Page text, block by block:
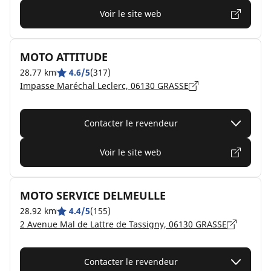
Voir le site web
MOTO ATTITUDE
28.77 km 4.6/5(317)
Impasse Maréchal Leclerc, 06130 GRASSE
Contacter le revendeur
Voir le site web
MOTO SERVICE DELMEULLE
28.92 km 4.4/5(155)
2 Avenue Mal de Lattre de Tassigny, 06130 GRASSE
Contacter le revendeur